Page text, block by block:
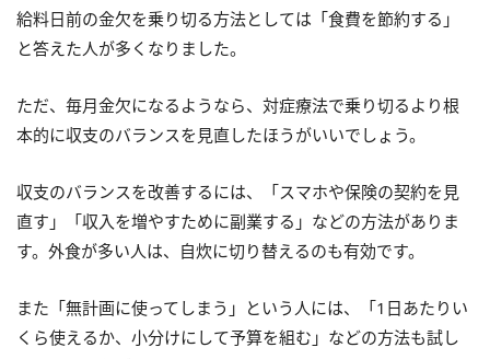
給料日前の金欠を乗り切る方法としては「食費を節約する」
と答えた人が多くなりました。
ただ、毎月金欠になるようなら、対症療法で乗り切るより根
本的に収支のバランスを見直したほうがいいでしょう。
収支のバランスを改善するには、「スマホや保険の契約を見
直す」「収入を増やすために副業する」などの方法がありま
す。外食が多い人は、自炊に切り替えるのも有効です。
また「無計画に使ってしまう」という人には、「1日あたりい
くら使えるか、小分けにして予算を組む」などの方法も試し